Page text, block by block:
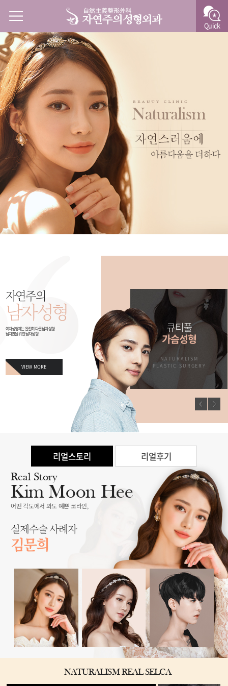
Quick
남자만을 위한
남자성형
NATURALISM
PLASTIC SURGERY
큐티풀
가슴성형
NATURALISM
PLASTIC SURGERY
자연주의
남자성형
여자성형과는 완전히 다른 남자성형
남자만을 위한 남자성형
VIEW MORE
리얼스토리 리얼후기
Real Story
Kim Moon Hee
어떤 각도에서 봐도 예쁜 코라인,
실제수술 사례자
김문희
NATURALISM REAL SELCA